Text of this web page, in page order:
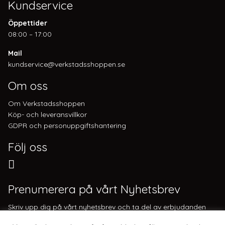
Kundservice
Öppettider
08:00 – 17:00
Mail
kundservice@verkstadsshoppen.se
Om oss
Om Verkstadsshoppen
Köp- och leveransvillkor
GDPR och personuppgiftshantering
Följ oss
Prenumerera på vårt Nyhetsbrev
Skriv upp dig på vårt nyhetsbrev och ta del av erbjudanden